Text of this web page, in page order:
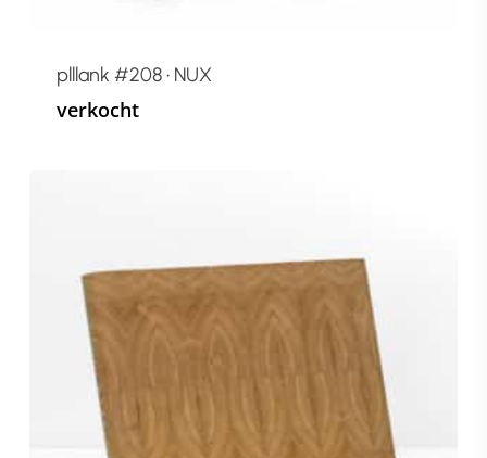
plllank #208 • NUX
verkocht